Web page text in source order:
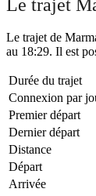
Le trajet
Le trajet de
au 18:29. Il est
Durée du trajet
Connexion par
Premier départ
Dernier départ
Distance
Départ
Arrivée